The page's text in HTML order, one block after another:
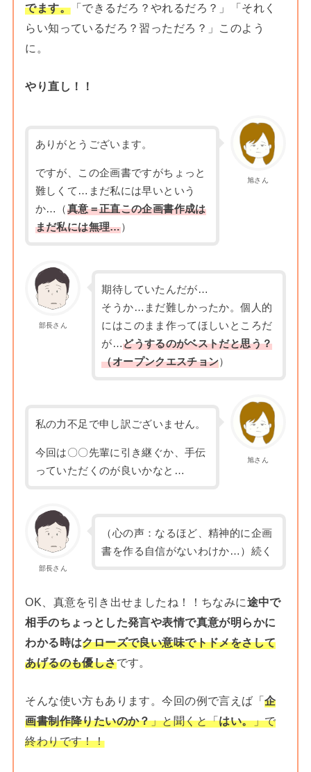
でます。 「できるだろ？やれるだろ？」「それく
らい知っているだろ？習っただろ？」このよう
に。
やり直し！！
旭さん
ありがとうございます。
ですが、この企画書ですがちょっと
難しくて…まだ私には早いという
か…（真意＝正直この企画書作成は
まだ私には無理…）
部長さん
期待していたんだが…
そうか…まだ難しかったか。個人的
にはこのまま作ってほしいところだ
が…どうするのがベストだと思う？
（オープンクエスチョン）
旭さん
私の力不足で申し訳ございません。
今回は〇〇先輩に引き継ぐか、手伝
っていただくのが良いかなと…
部長さん
（心の声：なるほど、精神的に企画
書を作る自信がないわけか…）続く
OK、真意を引き出せましたね！！ちなみに途中で
相手のちょっとした発言や表情で真意が明らかに
わかる時はクローズで良い意味でトドメをさして
あげるのも優しさです。
そんな使い方もあります。今回の例で言えば「企
画書制作降りたいのか？」と聞くと「はい。」で
終わりです！！